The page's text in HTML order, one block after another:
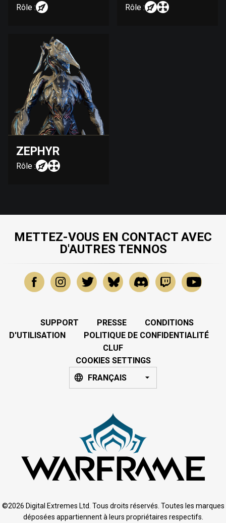
Rôle : Rôle :
ZEPHYR
Rôle :
METTEZ-VOUS EN CONTACT AVEC
D'AUTRES TENNOS
SUPPORT PRESSE
CONDITIONS
D'UTILISATION
POLITIQUE DE CONFIDENTIALITÉ
CLUF
COOKIES SETTINGS
FRANÇAIS
©2026 Digital Extremes Ltd. Tous droits réservés. Toutes les marques
déposées appartiennent à leurs propriétaires respectifs.